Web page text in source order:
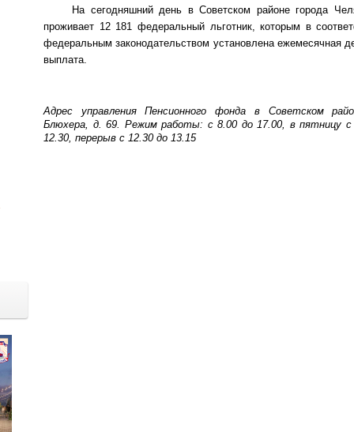
На сегодняшний день в Советском районе города
проживает 12 181 федеральный льготник, которым в
федеральным законодательством установлена ежемесячная
выплата.
Адрес управления Пенсионного фонда в Советском
Блюхера, д. 69. Режим работы: с 8.00 до 17.00, в пятницу с
12.30, перерыв с 12.30 до 13.15